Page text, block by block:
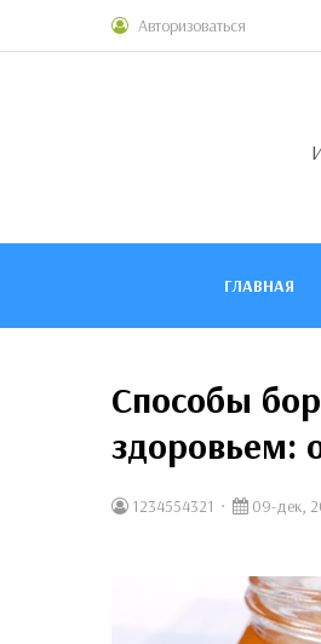
Авторизоваться
ГЛАВНАЯ
Способы
здоровьем:
1234554321 09-дек,